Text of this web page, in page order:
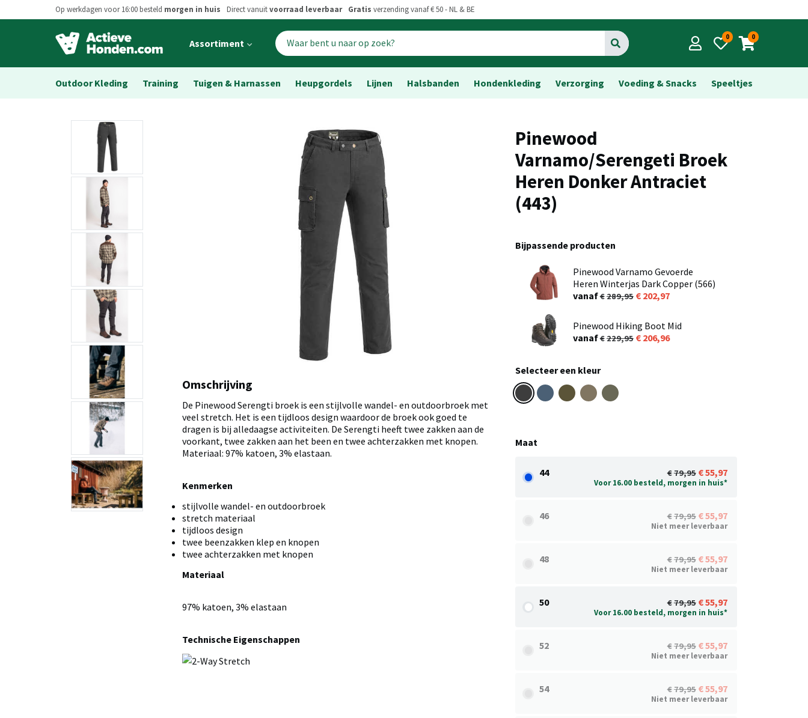
Op werkdagen voor 16:00 besteld morgen in huis Direct vanuitvoorraad leverbaar Gratis verzending vanaf € 50 - NL & BE
Open
menu
Assortiment Go 0 0
Outdoor Kleding Training Tuigen & Harnassen Heupgordels Lijnen Halsbanden Hondenkleding Verzorging Voeding & Snacks Speeltjes
Pinewood
Varnamo/Serengeti Broek
Heren Donker Antraciet
(443)
Bijpassende producten
Pinewood Varnamo Gevoerde
Heren Winterjas Dark Copper (566)
vanaf
289,95 202,97
Pinewood Hiking Boot Mid
vanaf
229,95 206,96
Selecteer een kleur
Maat
44 79,95 55,97
Voor 16.00 besteld, morgen in huis*
46 79,95 55,97
Niet meer leverbaar
48 79,95 55,97
Niet meer leverbaar
50 79,95 55,97
Voor 16.00 besteld, morgen in huis*
52 79,95 55,97
Niet meer leverbaar
54 79,95 55,97
Niet meer leverbaar
Omschrijving
De Pinewood Serengti broek is een stijlvolle wandel- en outdoorbroek met
veel stretch. Het is een tijdloos design waardoor de broek ook goed te
dragen is bij alledaagse activiteiten. De Serengti heeft twee zakken aan de
voorkant, twee zakken aan het been en twee achterzakken met knopen.
Materiaal: 97% katoen, 3% elastaan.
Kenmerken
stijlvolle wandel- en outdoorbroek
stretch materiaal
tijdloos design
twee beenzakken klep en knopen
twee achterzakken met knopen
Materiaal
97% katoen, 3% elastaan
Technische Eigenschappen